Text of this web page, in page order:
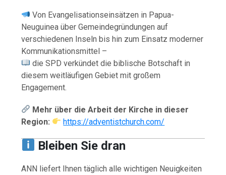
Von Evangelisationseinsätzen in Papua-
Neuguinea über Gemeindegründungen auf
verschiedenen Inseln bis hin zum Einsatz moderner
Kommunikationsmittel –
die SPD verkündet die biblische Botschaft in
diesem weitläufigen Gebiet mit großem
Engagement.
Mehr über die Arbeit der Kirche in dieser
Region:
https://adventistchurch.com/
Bleiben Sie dran
ANN liefert Ihnen täglich alle wichtigen Neuigkeiten